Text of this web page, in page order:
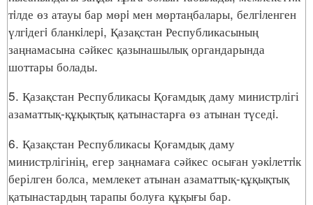
тiлде өз атауы бар мөрi мен мөртаңбалары, белгiленген
үлгiдегi бланкiлерi, Қазақстан Республикасының
заңнамасына сәйкес қазынашылық органдарында
шоттары болады.
5. Қазақстан Республикасы Қоғамдық даму министрлігі
азаматтық-құқықтық қатынастарға өз атынан түседi.
6. Қазақстан Республикасы Қоғамдық даму
министрлігінің, егер заңнамаға сәйкес осыған уәкiлеттiк
берілген болса, мемлекет атынан азаматтық-құқықтық
қатынастардың тарапы болуға құқығы бар.